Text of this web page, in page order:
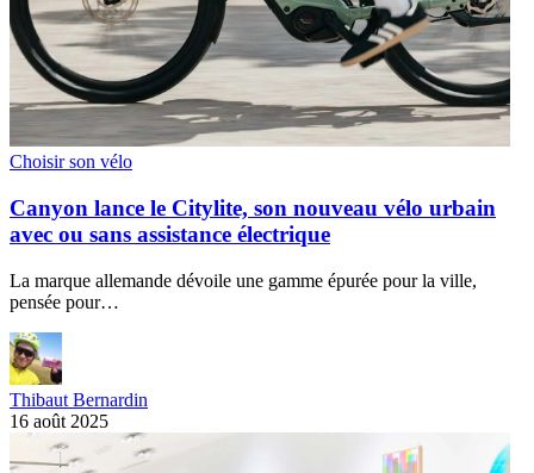
Choisir son vélo
Canyon lance le Citylite, son nouveau vélo urbain
avec ou sans assistance électrique
La marque allemande dévoile une gamme épurée pour la ville,
pensée pour…
Thibaut Bernardin
16 août 2025